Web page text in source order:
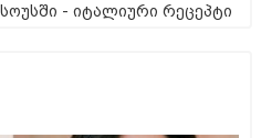
- იტალიური რეცეპტი